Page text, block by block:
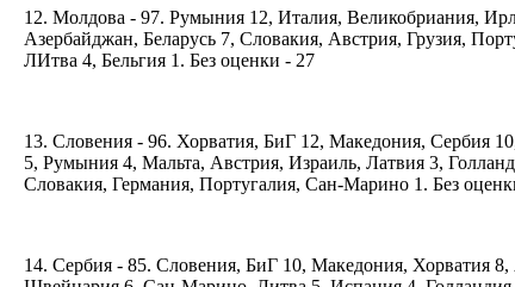
12. Молдова - 97. Румыния 12, Италия, Великобриания,
Азербайджан, Беларусь 7, Словакия, Австрия, Грузия,
ЛИтва 4, Бельгия 1. Без оценки - 27
13. Словения - 96. Хорватия, БиГ 12, Македония, Сербия
5, Румыния 4, Мальта, Австрия, Израиль, Латвия 3,
Словакия, Германия, Португалия, Сан-Марино 1. Без
14. Сербия - 85. Словения, БиГ 10, Македония, Хорватия